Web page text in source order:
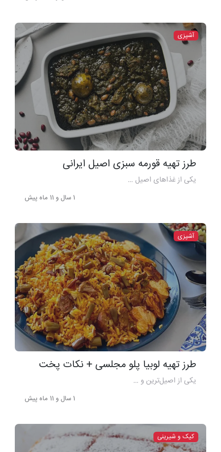
آشپزی
طرز تهیه قورمه سبزی اصیل ایرانی
یکی از غذاهای اصیل …
1 سال و 11 ماه پیش
آشپزی
طرز تهیه لوبیا پلو مجلسی + نکات پخت
یکی از اصیل‌ترین و …
1 سال و 11 ماه پیش
کیک و شیرینی